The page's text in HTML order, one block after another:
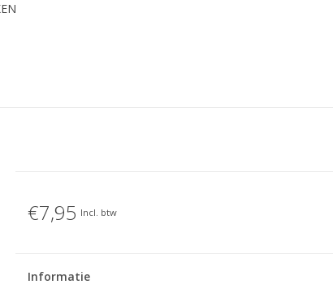
€7,95 Incl. btw
Informatie